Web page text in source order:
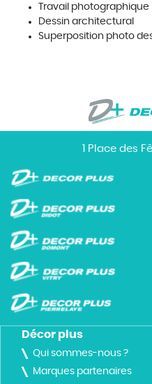
Travail photographique
Dessin architectural
Superposition photo
1 Place des
Décor plus
Qui sommes-nous ?
Marques partenaires